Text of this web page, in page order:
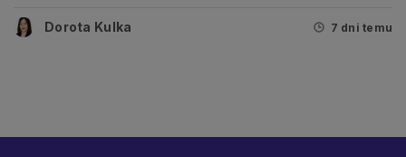
Dorota Kulka 7 dni temu